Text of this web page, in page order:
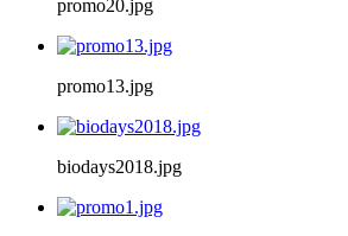
promo20.jpg
promo13.jpg
biodays2018.jpg